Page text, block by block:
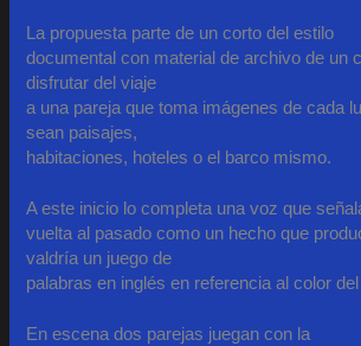
La propuesta parte de un corto del estilo
documental con material de archivo de un
disfrutar del viaje
a una pareja que toma imágenes de cada
sean paisajes,
habitaciones, hoteles o el barco mismo.
A este inicio lo completa una voz que
vuelta al pasado como un hecho que
valdría un juego de
palabras en inglés en referencia al color
En escena dos parejas juegan con la